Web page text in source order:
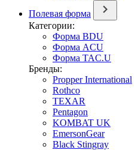
Полевая форма
Категории:
Форма BDU
Форма ACU
Форма TAC.U
Бренды:
Propper International
Rothco
TEXAR
Pentagon
KOMBAT UK
EmersonGear
Black Stingray